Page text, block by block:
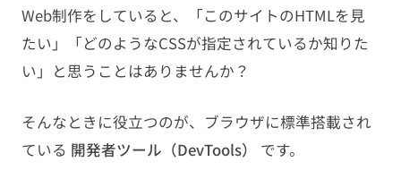
HTML・CSS
PHP
JavaScript
Web制作をしていると、「このサイトのHTMLを見
たい」「どのようなCSSが指定されているか知りた
い」と思うことはありませんか？
そんなときに役立つのが、ブラウザに標準搭載され
ている 開発者ツール（DevTools） です。